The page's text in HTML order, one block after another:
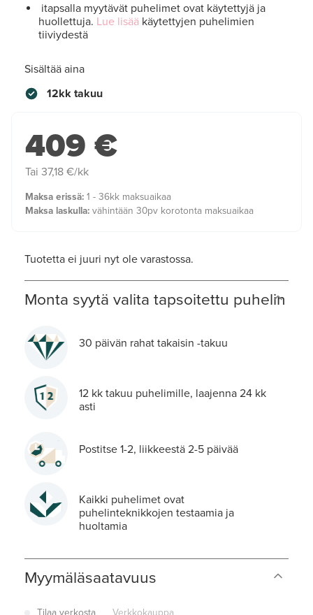
itapsalla myytävät puhelimet ovat käytettyjä ja
huollettuja. Lue lisää käytettyjen puhelimien
tiiviydestä
Sisältää aina
12kk takuu
409 €
Tai 37,18 €/kk
Maksa erissä: 1 - 36kk maksuaikaa
Maksa laskulla: vähintään 30pv korotonta maksuaikaa
Tuotetta ei juuri nyt ole varastossa.
Monta syytä valita tapsoitettu puhelin
30 päivän rahat takaisin -takuu
12 kk takuu puhelimille, laajenna 24 kk
asti
Postitse 1-2, liikkeestä 2-5 päivää
Kaikki puhelimet ovat
puhelinteknikkojen testaamia ja
huoltamia
Myymäläsaatavuus
Tilaa verkosta Verkkokauppa